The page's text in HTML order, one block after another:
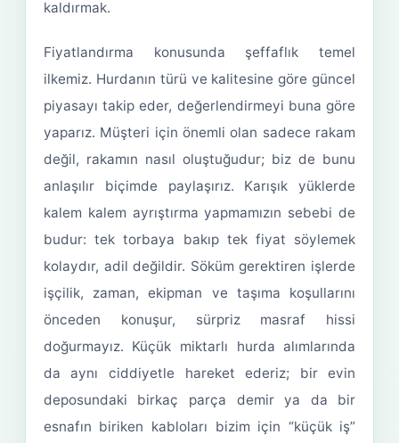
kaldırmak.
Fiyatlandırma konusunda şeffaflık temel
ilkemiz. Hurdanın türü ve kalitesine göre güncel
piyasayı takip eder, değerlendirmeyi buna göre
yaparız. Müşteri için önemli olan sadece rakam
değil, rakamın nasıl oluştuğudur; biz de bunu
anlaşılır biçimde paylaşırız. Karışık yüklerde
kalem kalem ayrıştırma yapmamızın sebebi de
budur: tek torbaya bakıp tek fiyat söylemek
kolaydır, adil değildir. Söküm gerektiren işlerde
işçilik, zaman, ekipman ve taşıma koşullarını
önceden konuşur, sürpriz masraf hissi
doğurmayız. Küçük miktarlı hurda alımlarında
da aynı ciddiyetle hareket ederiz; bir evin
deposundaki birkaç parça demir ya da bir
esnafın biriken kabloları bizim için “küçük iş”